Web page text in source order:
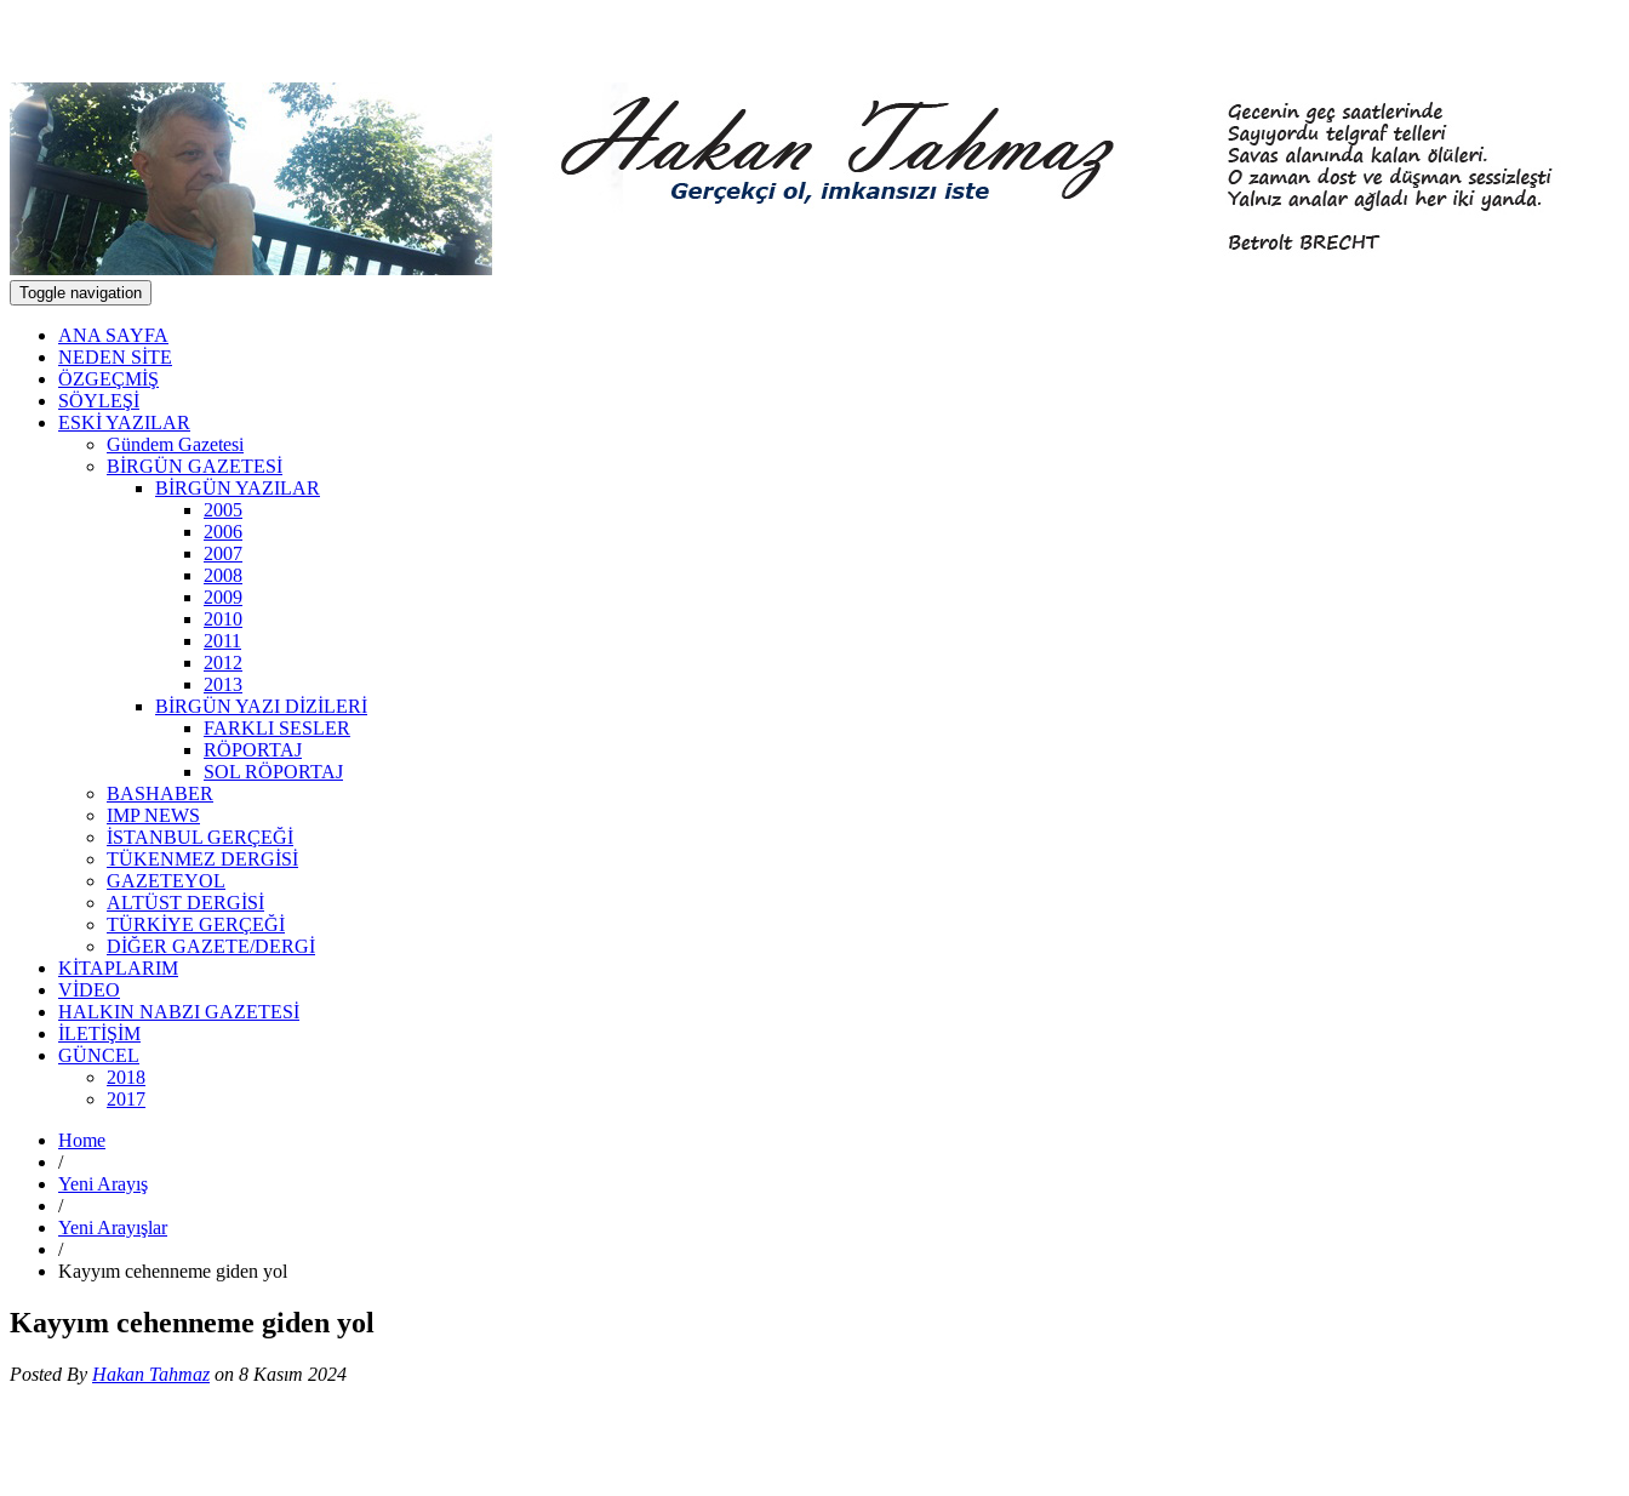
Toggle navigation
ANA SAYFA
NEDEN SİTE
ÖZGEÇMİŞ
SÖYLEŞİ
ESKİ YAZILAR
Gündem Gazetesi
BİRGÜN GAZETESİ
BİRGÜN YAZILAR
2005
2006
2007
2008
2009
2010
2011
2012
2013
BİRGÜN YAZI DİZİLERİ
FARKLI SESLER
RÖPORTAJ
SOL RÖPORTAJ
BASHABER
IMP NEWS
İSTANBUL GERÇEĞİ
TÜKENMEZ DERGİSİ
GAZETEYOL
ALTÜST DERGİSİ
TÜRKİYE GERÇEĞİ
DİĞER GAZETE/DERGİ
KİTAPLARIM
VİDEO
HALKIN NABZI GAZETESİ
İLETİŞİM
GÜNCEL
2018
2017
Home
/
Yeni Arayış
/
Yeni Arayışlar
/
Kayyım cehenneme giden yol
Kayyım cehenneme giden yol
Posted By Hakan Tahmaz on 8 Kasım 2024